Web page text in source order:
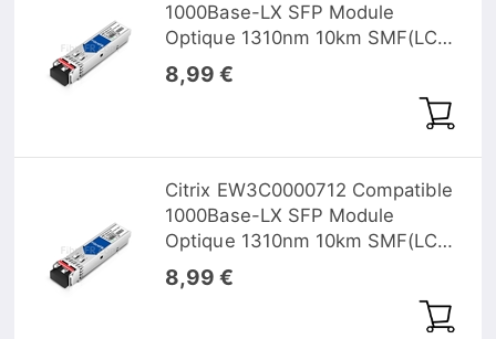
1000Base-LX SFP Module
Optique 1310nm 10km SMF(LC
Duplex) DOM
8,99 €
Citrix EW3C0000712 Compatible
1000Base-LX SFP Module
Optique 1310nm 10km SMF(LC
Duplex) DOM
8,99 €